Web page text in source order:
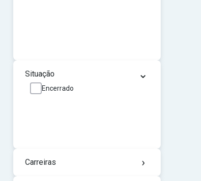
Situação ⌄
Encerrado
Carreiras ›